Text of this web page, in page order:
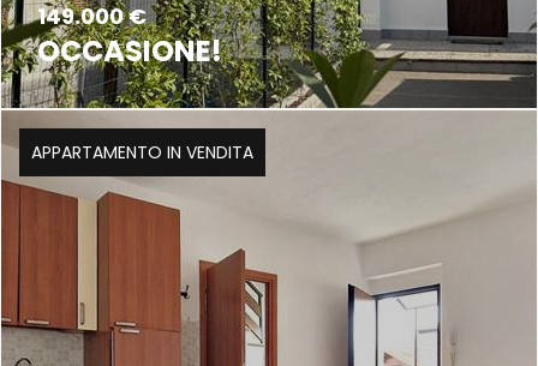
149.000 €
OCCASIONE!
APPARTAMENTO IN VENDITA